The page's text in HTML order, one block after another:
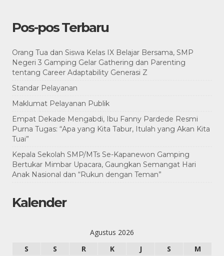
Pos-pos Terbaru
Orang Tua dan Siswa Kelas IX Belajar Bersama, SMP
Negeri 3 Gamping Gelar Gathering dan Parenting
tentang Career Adaptability Generasi Z
Standar Pelayanan
Maklumat Pelayanan Publik
Empat Dekade Mengabdi, Ibu Fanny Pardede Resmi
Purna Tugas: “Apa yang Kita Tabur, Itulah yang Akan Kita
Tuai”
Kepala Sekolah SMP/MTs Se-Kapanewon Gamping
Bertukar Mimbar Upacara, Gaungkan Semangat Hari
Anak Nasional dan “Rukun dengan Teman”
Kalender
Agustus 2026
S
S R K J S
M